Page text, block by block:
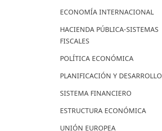
ECONOMÍA INTERNACIONAL
HACIENDA PÚBLICA-SISTEMAS
FISCALES
POLÍTICA ECONÓMICA
PLANIFICACIÓN Y DESARROLLO
SISTEMA FINANCIERO
ESTRUCTURA ECONÓMICA
UNIÓN EUROPEA